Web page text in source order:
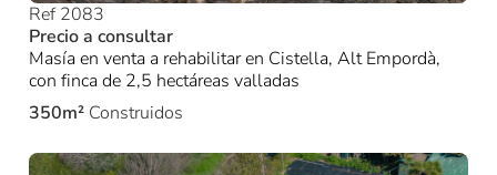
Ref 2083
Precio a consultar
Masía en venta a rehabilitar en Cistella, Alt Empordà,
con finca de 2,5 hectáreas valladas
350m² Construidos